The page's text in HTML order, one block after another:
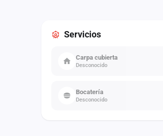
Servicios
Carpa cubierta
Desconocido
Bocatería
Desconocido